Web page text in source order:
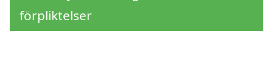
förpliktelser